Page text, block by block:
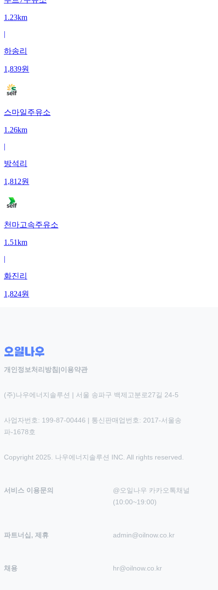
1.23km
|
하송리
1,839원
스마일주유소
1.26km
|
방석리
1,812원
천마고속주유소
1.51km
|
화진리
1,824원
개인정보처리방침 |이용약관
(주)나우에너지솔루션 | 서울 송파구 백제고분로27길 24-5
사업자번호: 199-87-00446 | 통신판매업번호: 2017-서울송
파-1678호
Copyright 2025. 나우에너지솔루션 INC. All rights reserved.
서비스 이용문의
@오일나우 카카오톡채널
(10:00~19:00)
파트너십, 제휴 admin@oilnow.co.kr
채용 hr@oilnow.co.kr